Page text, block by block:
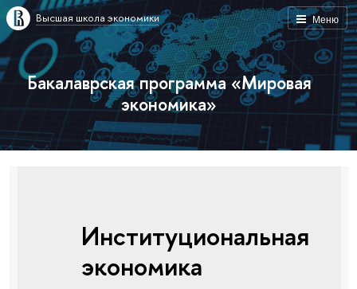
Меню
Высшая школа экономики
Бакалаврская программа «Мировая
экономика»
Институциональная
экономика